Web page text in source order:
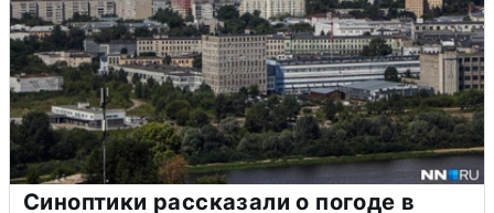
Синоптики рассказали о погоде в